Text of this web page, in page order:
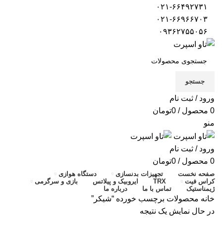
جستجو
ورود / ثبت نام
0 محصول / تومان0
منو
ورود / ثبت نام
0 محصول / تومان0
صفحه نخست تجهیزات بدنسازی
دستگاه هوازی
کراس فیت
TRX ایروبیک و پیلاتس
بازی و سرگرمی
ژیمناستیک
تماس با ما درباره ما
خانه محصولات برچسب خورده “شیکر”
در حال نمایش یک نتیجه